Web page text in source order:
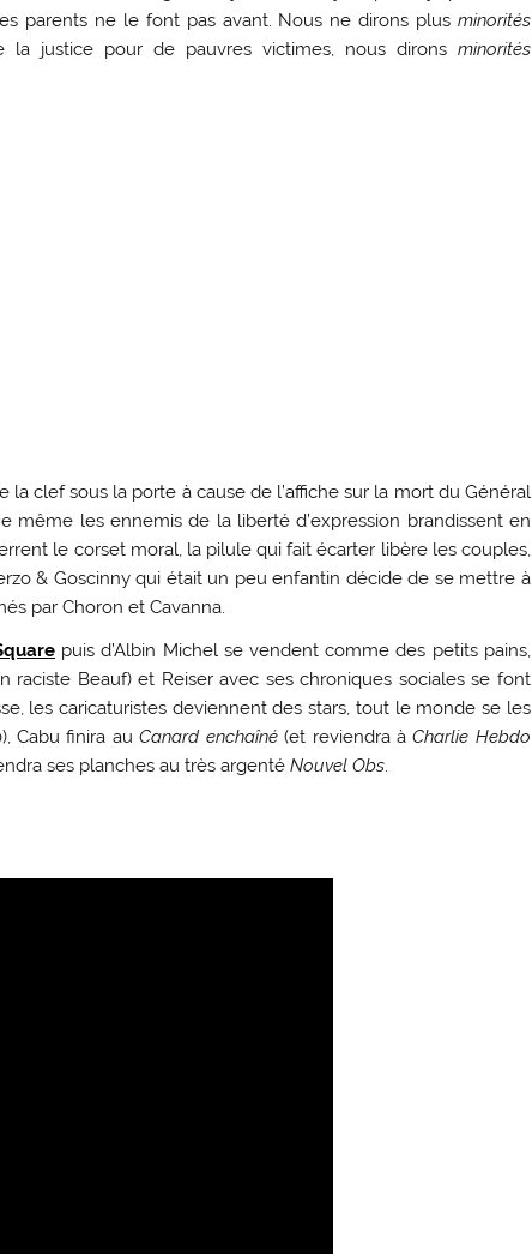
parents ne le font pas avant. Nous ne dirons plus minorités
justice pour de pauvres victimes, nous dirons minorités
la clef sous la porte à cause de l’affiche sur la mort du Général
les ennemis de la liberté d’expression brandissent en
le corset moral, la pilule qui fait écarter libère les couples,
& Goscinny qui était un peu enfantin décide de se mettre à
par Choron et Cavanna.
puis d’Albin Michel se vendent comme des petits pains,
raciste Beauf) et Reiser avec ses chroniques sociales se font
les caricaturistes deviennent des stars, tout le monde se les
Cabu finira auCanard enchaîné(et reviendra àCharlie Hebdo
ses planches au très argentéNouvel Obs.